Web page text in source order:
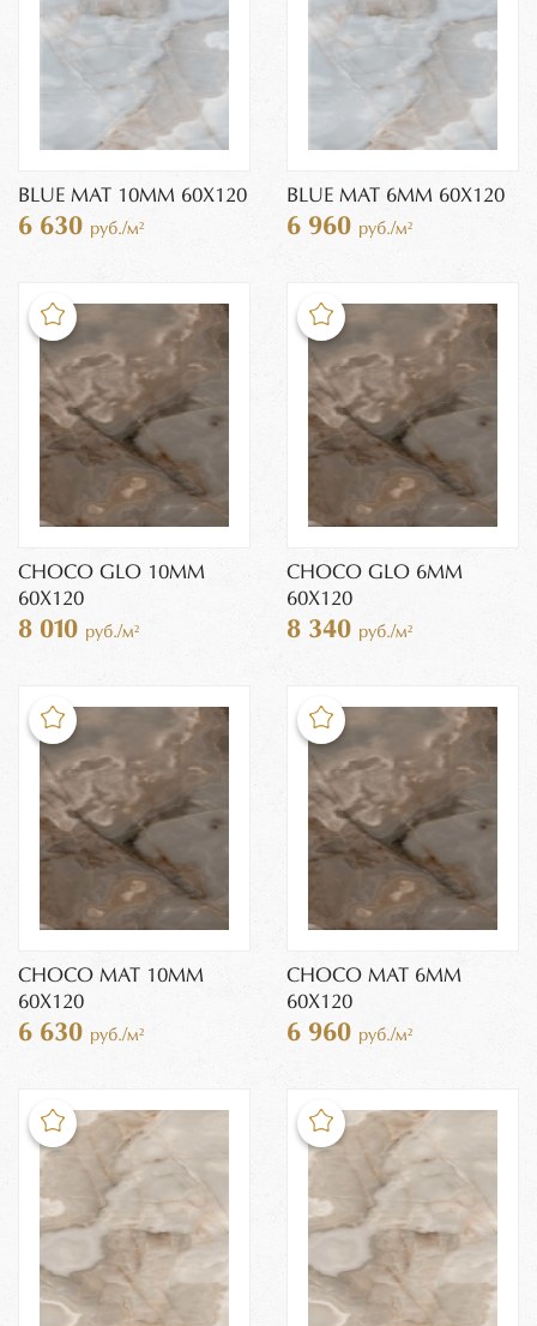
BLUE MAT 10MM 60X120
6 630 руб./м²
BLUE MAT 6MM 60X120
6 960 руб./м²
CHOCO GLO 10MM
60X120
8 010 руб./м²
CHOCO GLO 6MM
60X120
8 340 руб./м²
CHOCO MAT 10MM
60X120
6 630 руб./м²
CHOCO MAT 6MM
60X120
6 960 руб./м²